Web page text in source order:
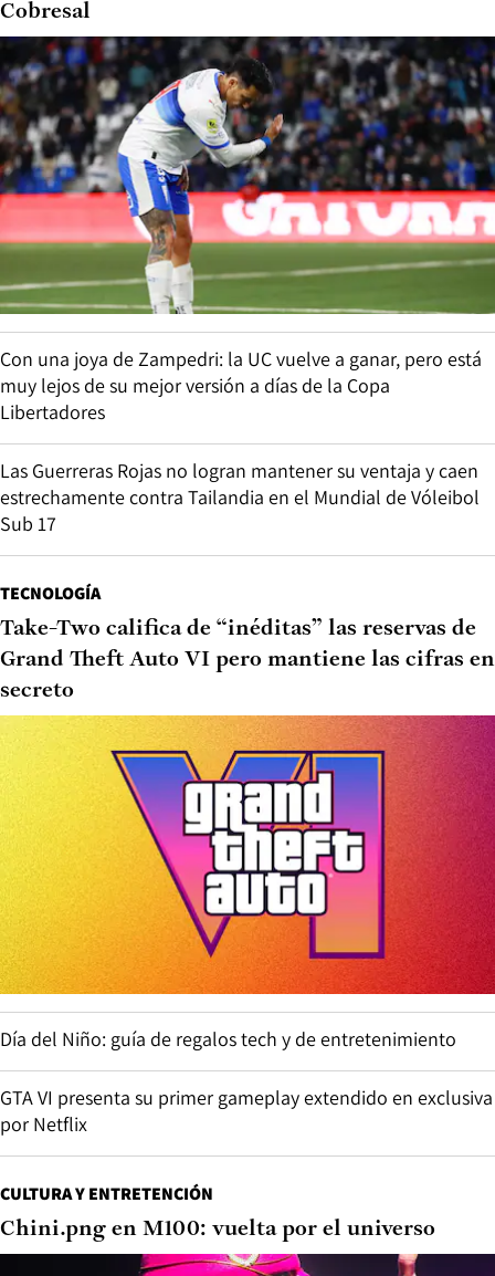
Cobresal
Con una joya de Zampedri: la UC vuelve a ganar, pero está
muy lejos de su mejor versión a días de la Copa
Libertadores
Las Guerreras Rojas no logran mantener su ventaja y caen
estrechamente contra Tailandia en el Mundial de Vóleibol
Sub 17
TECNOLOGÍA
Take-Two califica de “inéditas” las reservas de
Grand Theft Auto VI pero mantiene las cifras en
secreto
Día del Niño: guía de regalos tech y de entretenimiento
GTA VI presenta su primer gameplay extendido en exclusiva
por Netflix
CULTURA Y ENTRETENCIÓN
Chini.png en M100: vuelta por el universo